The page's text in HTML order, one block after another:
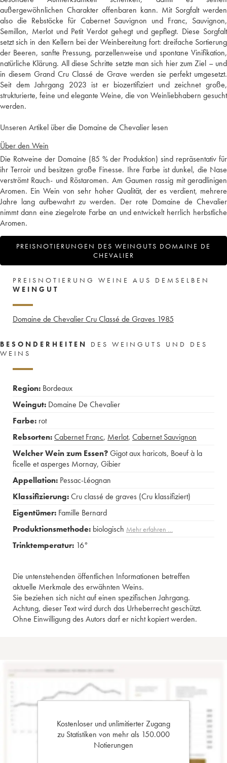
außergewöhnlichen Charakter offenbaren kann. Mit Sorgfalt werden
also die Rebstöcke für Cabernet Sauvignon und Franc, Sauvignon,
Semillon, Merlot und Petit Verdot gehegt und gepflegt. Diese Sorgfalt
setzt sich in den Kellern bei der Weinbereitung fort: dreifache Sortierung
der Beeren, sanfte Pressung, parzellenweise und spontane Vinifikation,
natürliche Klärung. All diese Schritte setzte man sich hier zum Ziel – und
in diesem Grand Cru Classé de Grave werden sie perfekt umgesetzt.
Seit dem Jahrgang 2023 ist er biozertifiziert und zeichnet große,
strukturierte, feine und elegante Weine, die von Weinliebhabern gesucht
werden.
Unseren Artikel über die Domaine de Chevalier lesen
Über den Wein
Die Rotweine der Domaine (85 % der Produktion) sind repräsentativ für
ihr Terroir und besitzen große Finesse. Ihre Farbe ist dunkel, die Nase
verströmt Rauch- und Röstaromen. Am Gaumen rassig mit geradlinigen
Aromen. Ein Wein von sehr hoher Qualität, der es verdient, mehrere
Jahre lang aufbewahrt zu werden. Der rote Domaine de Chevalier
nimmt dann eine ziegelrote Farbe an und entwickelt herrlich herbstliche
Aromen.
PREISNOTIERUNGEN DES WEINGUTS DOMAINE DE
CHEVALIER
PREISNOTIERUNG WEINE AUS DEMSELBEN
WEINGUT
Domaine de Chevalier Cru Classé de Graves 1985
BESONDERHEITEN
DES WEINGUTS UND DES
WEINS
Region: Bordeaux
Weingut: Domaine De Chevalier
Farbe: rot
Rebsorten:Cabernet Franc, Merlot, Cabernet Sauvignon
Welcher Wein zum Essen?Gigot aux haricots, Boeuf à la
ficelle et asperges Mornay, Gibier
Appellation: Pessac-Léognan
Klassifizierung:Cru classé de graves (Cru klassifiziert)
Eigentümer: Famille Bernard
Produktionsmethode: biologisch Mehr erfahren …
Trinktemperatur: 16°
Die untenstehenden öffentlichen Informationen betreffen
aktuelle Merkmale des erwähnten Weins.
Sie beziehen sich nicht auf einen spezifischen Jahrgang.
Achtung, dieser Text wird durch das Urheberrecht geschützt.
Ohne Einwilligung des Autors darf er nicht kopiert werden.
Kostenloser und unlimitierter Zugang
zu Statistiken von mehr als 150.000
Notierungen